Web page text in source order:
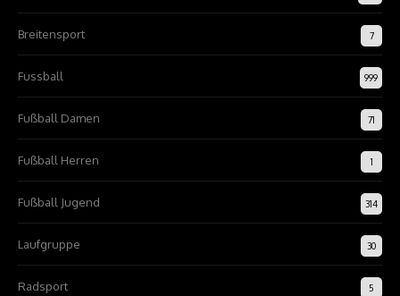
Breitensport 7
Fussball 999
Fußball Damen 71
Fußball Herren 1
Fußball Jugend 314
Laufgruppe 30
Radsport 5